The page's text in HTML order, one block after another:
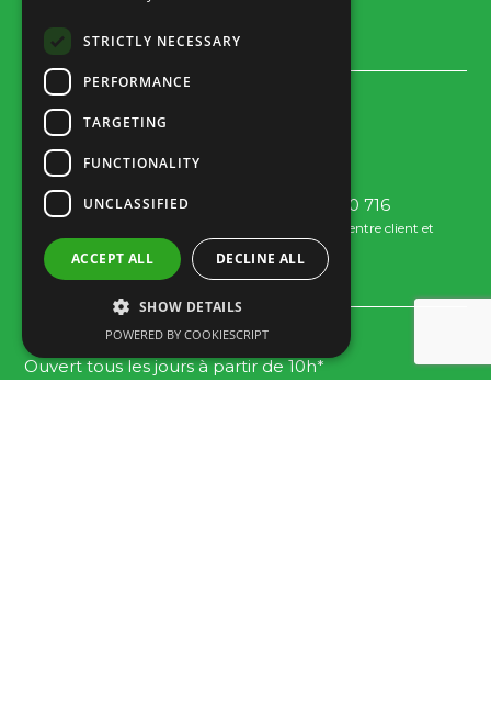
Rua dos Marmeleiros,
8125-497 Vilamoura – Algarve
Portugal
Tel: +351 289 300 800 · Fax: +351 289 380 716
(Appel vers le réseau fixe National, tarif selon accord entre client et
opérateur.)
Ouvert tous les jours à partir de 10h*
STRICTLY NECESSARY
PERFORMANCE
TARGETING
FUNCTIONALITY
UNCLASSIFIED
ACCEPT ALL DECLINE ALL
SHOW DETAILS
POWERED BY COOKIESCRIPT